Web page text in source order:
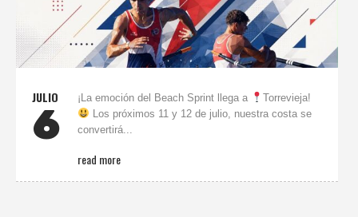
JULIO
6
¡La emoción del Beach Sprint llega a
Torrevieja!
Los próximos 11 y 12 de julio, nuestra costa se
convertirá...
read more